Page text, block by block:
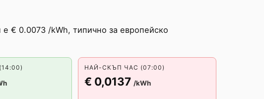
€ 0.0073 /kWh, типично за европейско
НАЙ-СКЪП ЧАС (07:00)
€ 0,0137 /kWh